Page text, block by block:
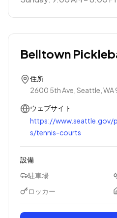
Belltown
住所
2600 5th Ave, Seattle, WA
ウェブサイト
https://www.seattle.gov/
s/tennis-courts
設備
駐車場
ロッカー